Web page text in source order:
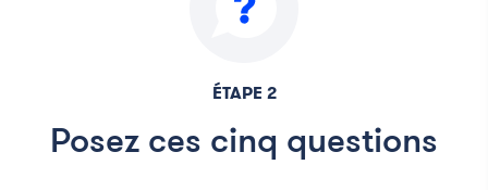
ÉTAPE 2
Posez ces cinq questions